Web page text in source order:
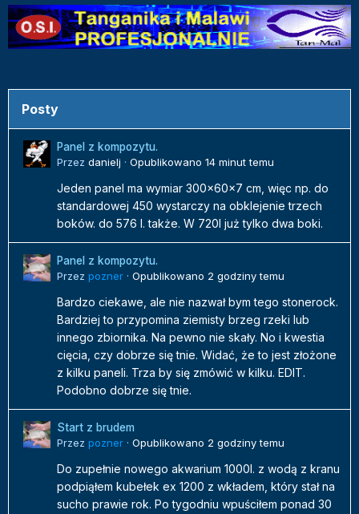
Posty
Panel z kompozytu.
Przez danielj · Opublikowano 14 minut temu
Jeden panel ma wymiar 300x60x7 cm, więc np. do
standardowej 450 wystarczy na obklejenie trzech
boków. do 576 l. także. W 720l już tylko dwa boki.
Panel z kompozytu.
Przez pozner · Opublikowano 2 godziny temu
Bardzo ciekawe, ale nie nazwał bym tego stonerock.
Bardziej to przypomina ziemisty brzeg rzeki lub
innego zbiornika. Na pewno nie skały. No i kwestia
cięcia, czy dobrze się tnie. Widać, że to jest złożone
z kilku paneli. Trza by się zmówić w kilku. EDIT.
Podobno dobrze się tnie.
Start z brudem
Przez pozner · Opublikowano 2 godziny temu
Do zupełnie nowego akwarium 1000l. z wodą z kranu
podpiąłem kubełek ex 1200 z wkładem, który stał na
sucho prawie rok. Po tygodniu wpuściłem ponad 30